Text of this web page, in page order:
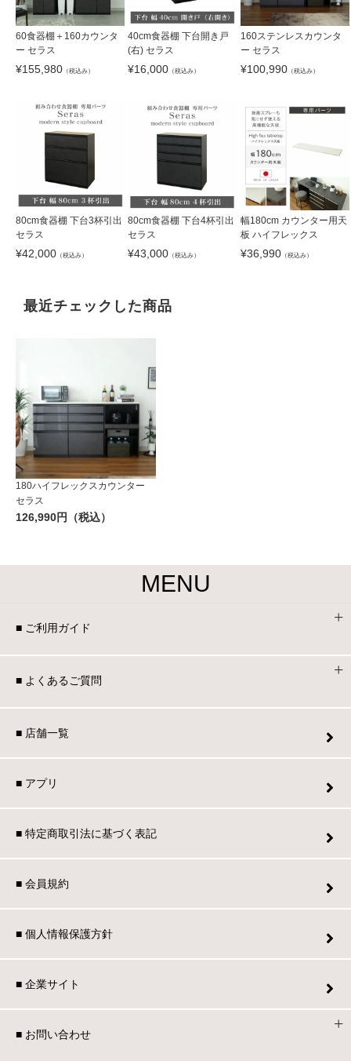
60食器棚＋160カウンタ
ー セラス
¥155,980 （税込み）
40cm食器棚 下台開き戸
(右) セラス
¥16,000 （税込み）
160ステンレスカウンタ
ー セラス
¥100,990（税込み）
80cm食器棚 下台3杯引出
セラス
¥42,000 （税込み）
80cm食器棚 下台4杯引出
セラス
¥43,000 （税込み）
幅180cm カウンター用天
板 ハイフレックス
¥36,990（税込み）
最近チェックした商品
180ハイフレックスカウンター
セラス
126,990円（税込）
MENU
■ ご利用ガイド
■ よくあるご質問
■ 店舗一覧
■ アプリ
■ 特定商取引法に基づく表記
■ 会員規約
■ 個人情報保護方針
■ 企業サイト
■ お問い合わせ